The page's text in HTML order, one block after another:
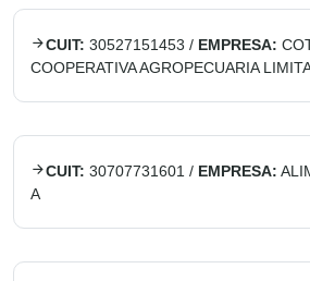
CUIT: 30527151453 / EMPRESA:
COOPERATIVA AGROPECUARIA
CUIT: 30707731601 / EMPRESA:
A